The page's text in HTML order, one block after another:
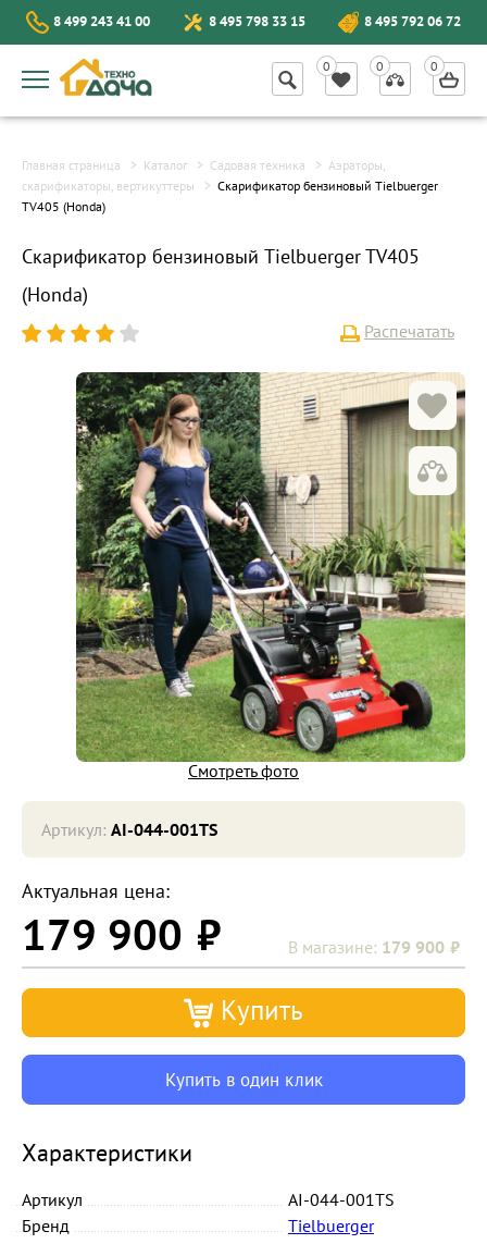
8 499 243 41 00 8 495 798 33 15 8 495 792 06 72
Главная страница Каталог Садовая техника
Аэраторы,
скарификаторы, вертикуттеры
Скарификатор бензиновый Tielbuerger
TV405 (Honda)
Скарификатор бензиновый Tielbuerger TV405
(Honda)
Распечатать
Смотреть фото
Актуальная цена:
179 900 179 900
Купить
Купить в один клик
Характеристики
Артикул
AI-044-001TS
Бренд
Tielbuerger
Артикул: AI-044-001TS